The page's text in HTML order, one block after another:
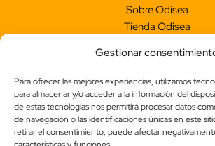
Gestionar
Para ofrecer las mejores experiencias, utilizamos
para almacenar y/o acceder a la información del
de estas tecnologías nos permitirá procesar datos
de navegación o las identificaciones únicas en este
retirar el consentimiento, puede afectar
Sobre Odisea
Tienda Odisea
Accesibilidad
Política de privacidad
Política de cookies (UE)
Condiciones de Compra